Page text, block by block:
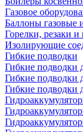
Газовое
Баллоны газовые
Горелки, резаки
Изолирующие
Гибкие подводки
Гибкие подводки
Гибкие подводки
Гибкие подводки